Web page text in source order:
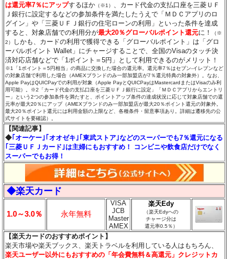
は還元率7％にアップするほか （※1）
、カード代金の支払口座を三菱ＵＦ
Ｊ銀行に設定するなどの参加条件を満たしたうえで「ＭＤＣアプリのロ
グイン」や「三菱ＵＦＪ銀行の住宅ローンの利用」といった条件を達成
すると、対象店舗での利用分が最大20％グローバルポイント還元に！
（※
2）
しかも、カードの利用で獲得できる「グローバルポイント」は「グロ
ーバルポイント Wallet」にチャージすることで、全国のVisaのタッチ決
済対応店舗などで「1ポイント＝5円」として利用できるのがメリット！
※1「1ポイント＝5円相当」の商品に交換した場合の還元率。還元率7％はセブン‐イレブンなど
の対象店舗で利用した場合（AMEXブランドのみ一部加盟店が7％還元特典の対象外）。なお、
Apple PayはQUICPayでの利用が対象（Apple PayとQUICPayはMastercardまたはVisaのみ利
用可能）。※2「カード代金の支払口座を三菱ＵＦＪ銀行に設定」「ＭＤＣアプリからエントリ
ー」という2つの参加条件を満たすと、ポイントアップ条件の達成状況に応じて対象店舗での還
元率が最大20％にアップ（AMEXブランドのみ一部加盟店が最大20％ポイント還元の対象外。
最大20％ポイント還元には利用金額の上限など、各種条件・留意事項あり。詳細は遷移先の公
式サイトを要確認）。
【関連記事】
◆ ｢オーケー｣｢オオゼキ｣｢東武ストア｣などのスーパーでも7％還元になる
｢三菱ＵＦＪカード｣は主婦にもおすすめ！ コンビニや飲食店だけでなく
スーパーでもお得！
◆楽天カード
1.0～3.0％ 永年無料
VISA
JCB
Master
AMEX
楽天Edy
（楽天Edyへの
チャージ分は
還元率0.5％）
【楽天カードのおすすめポイント】
楽天市場や楽天ブックス、楽天トラベルを利用している人はもちろん、
楽天ユーザー以外にもおすすめの「年会費無料＆高還元」クレジットカ